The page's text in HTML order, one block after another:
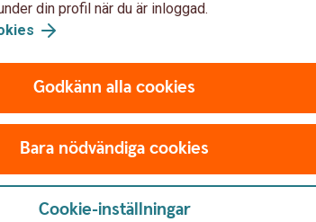
cookies för Funktioner, prestanda och statistik.
din profil när du är inloggad.
Godkänn alla cookies
Bara nödvändiga cookies
Cookie-inställningar